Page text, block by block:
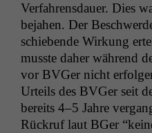
Ver­fahrens­dauer. Dies
beja­hen. Der
schiebende Wirkung
musste daher während
vor BVGer nicht
Urteils des BVGer seit
bere­its 4–5 Jahre
Rück­ruf laut BGer